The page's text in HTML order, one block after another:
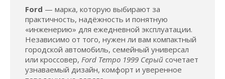
Ford — марка, которую выбирают за
практичность, надёжность и понятную
«инженерию» для ежедневной эксплуатации.
Независимо от того, нужен ли вам компактный
городской автомобиль, семейный универсал
или кроссовер, Ford Tempo 1999 Серый сочетает
узнаваемый дизайн, комфорт и уверенное